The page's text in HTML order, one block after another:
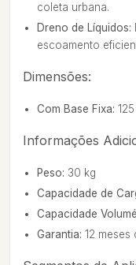
coleta urbana.
Dreno de Líquidos:
escoamento
Dimensões:
Com Base Fixa:
Informações
Peso: 30 kg
Capacidade de
Capacidade
Garantia: 12